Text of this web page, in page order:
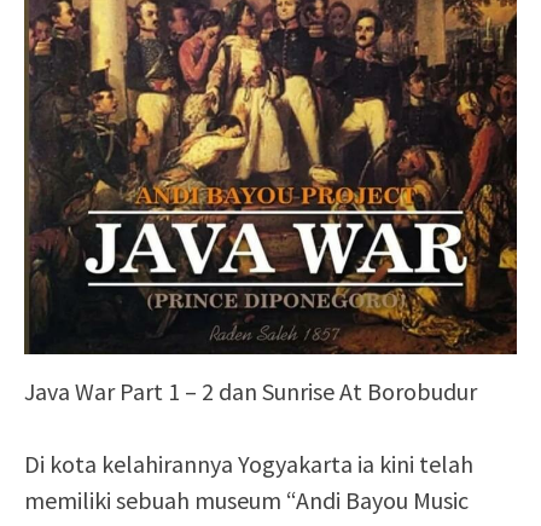
Java War Part 1 – 2 dan Sunrise At Borobudur
Di kota kelahirannya Yogyakarta ia kini telah
memiliki sebuah museum “Andi Bayou Music